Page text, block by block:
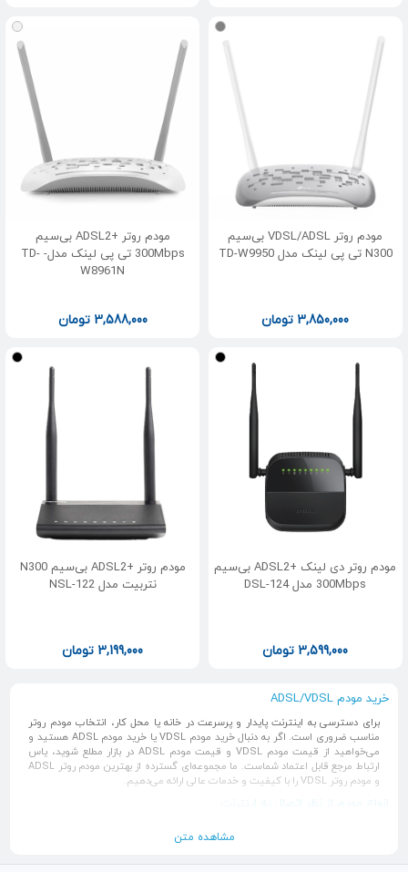
مودم روتر VDSL/ADSL بی‌سیم
N300 تی پی لینک مدل TD-W9950
3,850,000 تومان
مودم روتر +ADSL2 بی‌سیم
300Mbps تی پی لینک مدل- TD-
W8961N
3,588,000 تومان
مودم روتر دی لینک +ADSL2 بی‌سیم
300Mbps مدل DSL-124
3,599,000 تومان
مودم روتر +ADSL2 بی‌سیم N300
نتربیت مدل NSL-122
3,199,000 تومان
خرید مودم ADSL/VDSL
برای دسترسی به اینترنت پایدار و پرسرعت در خانه یا محل کار، انتخاب مودم روتر
مناسب ضروری است. اگر به دنبال خرید مودم VDSL یا خرید مودم ADSL هستید و
می‌خواهید از قیمت مودم VDSL و قیمت مودم ADSL در بازار مطلع شوید، یاس
ارتباط مرجع قابل اعتماد شماست. ما مجموعه‌ای گسترده از بهترین مودم روتر ADSL
و مودم روتر VDSL را با کیفیت و خدمات عالی ارائه می‌دهیم.
انواع مودم از نظر اتصال به اینترنت
مشاهده متن